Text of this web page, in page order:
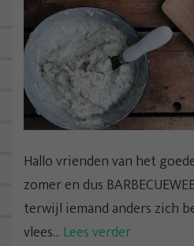
Hallo vrienden van het
zomer en dus
terwijl iemand anders zich
vlees... Lees verder